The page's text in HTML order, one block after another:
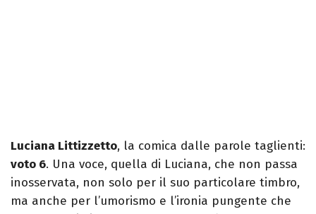
Luciana Littizzetto, la comica dalle parole taglienti:
voto 6. Una voce, quella di Luciana, che non passa
inosservata, non solo per il suo particolare timbro,
ma anche per l’umorismo e l’ironia pungente che